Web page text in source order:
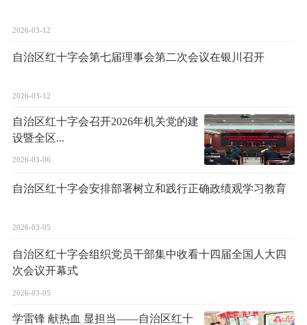
2026-03-12
自治区红十字会第七届理事会第二次会议在银川召开
2026-03-12
自治区红十字会召开2026年机关党的建
设暨全区...
2026-03-06
自治区红十字会安排部署树立和践行正确政绩观学习教育
2026-03-05
自治区红十字会组织党员干部集中收看十四届全国人大四
次会议开幕式
2026-03-05
学雷锋 献热血 显担当——自治区红十